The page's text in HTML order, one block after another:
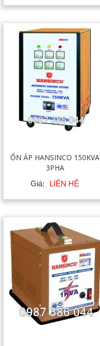
ỔN ÁP HANSINCO 150KVA
3PHA
Giá: LIÊN HỆ